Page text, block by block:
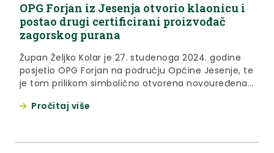
OPG Forjan iz Jesenja otvorio klaonicu i
postao drugi certificirani proizvođač
zagorskog purana
Župan Željko Kolar je 27. studenoga 2024. godine
posjetio OPG Forjan na području Općine Jesenje, te
je tom prilikom simbolično otvorena novouređena
kako se u vrlo kratkom vremenu može postati
Pročitaj više